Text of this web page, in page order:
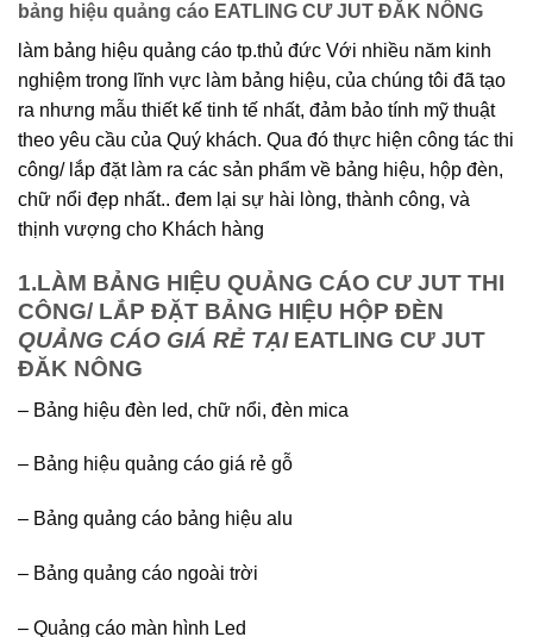
bảng hiệu quảng cáo EATLING CƯ JUT ĐĂK NÔNG
làm bảng hiệu quảng cáo tp.thủ đức Với nhiều năm kinh
nghiệm trong lĩnh vực làm bảng hiệu, của chúng tôi đã tạo
ra nhưng mẫu thiết kế tinh tế nhất, đảm bảo tính mỹ thuật
theo yêu cầu của Quý khách. Qua đó thực hiện công tác thi
công/ lắp đặt làm ra các sản phẩm về bảng hiệu, hộp đèn,
chữ nổi đẹp nhất.. đem lại sự hài lòng, thành công, và
thịnh vượng cho Khách hàng
1.LÀM BẢNG HIỆU QUẢNG CÁO CƯ JUT THI
CÔNG/ LẮP ĐẶT BẢNG HIỆU HỘP ĐÈN
QUẢNG CÁO GIÁ RẺ TẠI EATLING CƯ JUT
ĐĂK NÔNG
– Bảng hiệu đèn led, chữ nổi, đèn mica
– Bảng hiệu quảng cáo giá rẻ gỗ
– Bảng quảng cáo bảng hiệu alu
– Bảng quảng cáo ngoài trời
– Quảng cáo màn hình Led